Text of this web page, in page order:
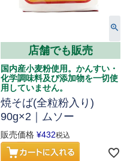
店舗でも販売
国内産小麦粉使用。かんすい・
化学調味料及び添加物を一切使
用していません。
焼そば(全粒粉入り)
90g×2｜ムソー
販売価格 ¥432税込